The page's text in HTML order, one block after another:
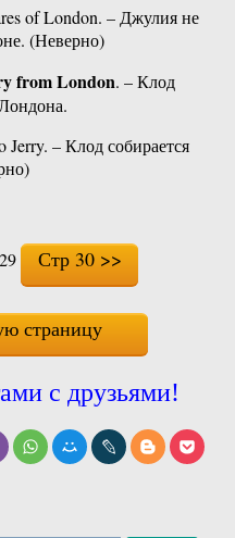
of London. – Джулия не
(Неверно)
from London. – Клод
Jerry. – Клод собирается
Стр 30 >>
страницу
с друзьями!